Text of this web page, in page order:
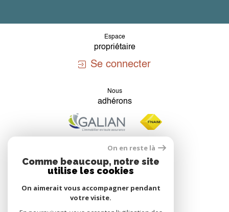
Espace
propriétaire
Se connecter
Nous
adhérons
On en reste là
Comme beaucoup, notre site
utilise les cookies
On aimerait vous accompagner pendant
votre visite.